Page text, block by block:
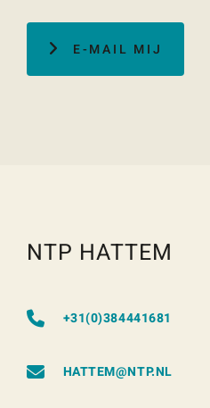
E-MAIL MIJ
NTP HATTEM
+31(0)384441681
HATTEM@NTP.NL